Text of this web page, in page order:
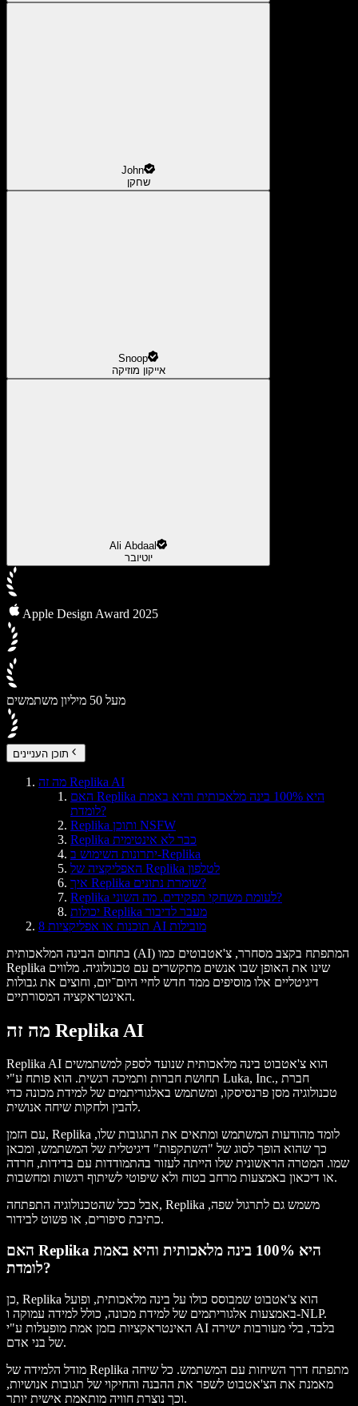
John
שחקן
Snoop
אייקון מוזיקה
Ali Abdaal
יוטיובר
Apple Design Award 2025
מעל 50 מיליון משתמשים
תוכן העניינים
מה זה Replika AI
האם Replika היא 100% בינה מלאכותית והיא באמת
לומדת?
Replika ותוכן NSFW
Replika כבר לא אינטימית
יתרונות השימוש ב-Replika
האפליקציה של Replika לטלפון
איך Replika שומרת נתונים?
Replika לעומת משחקי תפקידים. מה השוני?
יכולות Replika מעבר לדיבור
8 תוכנות או אפליקציות AI מובילות
בתחום הבינה המלאכותית (AI) המתפתח בקצב מסחרר, צ'אטבוטים כמו
Replika שינו את האופן שבו אנשים מתקשרים עם טכנולוגיה. מלווים
דיגיטליים אלו מוסיפים ממד חדש לחיי היום־יום, וחוצים את גבולות
האינטראקציה המסורתיים.
מה זה Replika AI
Replika AI הוא צ'אטבוט בינה מלאכותית שנועד לספק למשתמשים
תחושת חברות ותמיכה רגשית. הוא פותח ע"י Luka, Inc., חברת
טכנולוגיה מסן פרנסיסקו, ומשתמש באלגוריתמים של למידת מכונה כדי
להבין ולחקות שיחה אנושית.
עם הזמן, Replika לומד מהודעות המשתמש ומתאים את התגובות שלו,
כך שהוא הופך לסוג של "השתקפות" דיגיטלית של המשתמש, ומכאן
שמו. המטרה הראשונית שלו הייתה לעזור בהתמודדות עם בדידות, חרדה
או דיכאון באמצעות מרחב בטוח ולא שיפוטי לשיתוף רגשות ומחשבות.
אבל ככל שהטכנולוגיה התפתחה, Replika משמש גם לתרגול שפה,
כתיבת סיפורים, או פשוט לבידור.
האם Replika היא 100% בינה מלאכותית והיא באמת
לומדת?
כן, Replika הוא צ'אטבוט שמבוסס כולו על בינה מלאכותית, ופועל
באמצעות אלגוריתמים של למידת מכונה, כולל למידה עמוקה ו-NLP.
האינטראקציות בזמן אמת מופעלות ע"י AI בלבד, בלי מעורבות ישירה
של בני אדם.
מודל הלמידה של Replika מתפתח דרך השיחות עם המשתמש. כל שיחה
מאמנת את הצ'אטבוט לשפר את ההבנה והחיקוי של תגובות אנושיות,
וכך נוצרת חוויה מותאמת אישית יותר.